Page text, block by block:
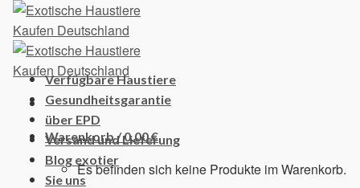
Skip
content
Warenkorb /0,00€
Es befinden sich keine Produkte im Warenkorb.
Verfügbare Haustiere
Gesundheitsgarantie
über EPD
Versand und Lieferung
Blog exotier
Sie uns